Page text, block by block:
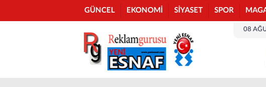
GÜNCEL EKONOMİ SİYASET SPOR
08